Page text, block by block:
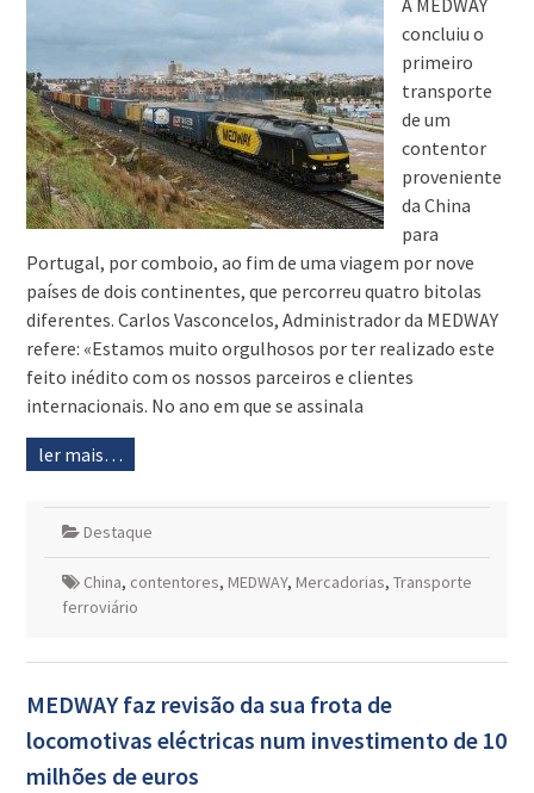
A MEDWAY
concluiu o
primeiro
transporte
de um
contentor
proveniente
da China
para
Portugal, por comboio, ao fim de uma viagem por nove
países de dois continentes, que percorreu quatro bitolas
diferentes. Carlos Vasconcelos, Administrador da MEDWAY
refere: «Estamos muito orgulhosos por ter realizado este
feito inédito com os nossos parceiros e clientes
internacionais. No ano em que se assinala
ler mais…
Destaque
China, contentores, MEDWAY, Mercadorias, Transporte
ferroviário
MEDWAY faz revisão da sua frota de
locomotivas eléctricas num investimento de 10
milhões de euros